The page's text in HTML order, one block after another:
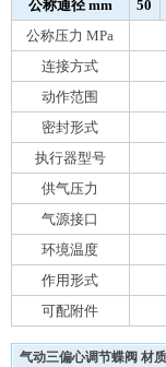
公称通径 mm 50
公称压力 MPa
连接方式
动作范围
密封形式
执行器型号
供气压力
气源接口
环境温度
作用形式
可配附件
气动三偏心调节蝶阀 材